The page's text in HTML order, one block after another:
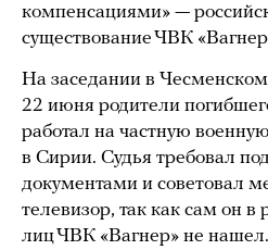
компенсациями» —
существование ЧВК
На заседании в
22 июня родители
работал на частную
в Сирии. Судья требовал
документами и советовал
телевизор, так как сам он
лиц ЧВК «Вагнер» не